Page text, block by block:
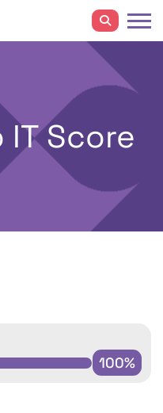
Score
100%